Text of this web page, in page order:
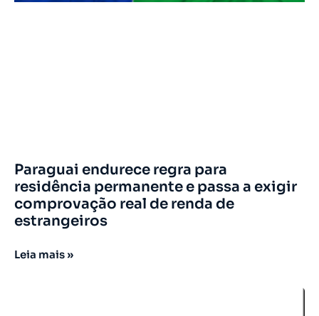
Paraguai endurece regra para
residência permanente e passa a exigir
comprovação real de renda de
estrangeiros
Leia mais »